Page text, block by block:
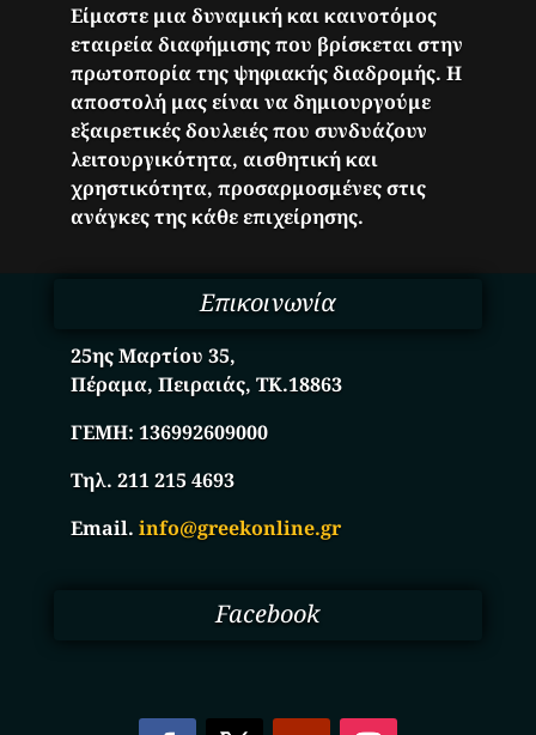
Είμαστε μια δυναμική και καινοτόμος
εταιρεία διαφήμισης που βρίσκεται στην
πρωτοπορία της ψηφιακής διαδρομής. Η
αποστολή μας είναι να δημιουργούμε
εξαιρετικές δουλειές που συνδυάζουν
λειτουργικότητα, αισθητική και
χρηστικότητα, προσαρμοσμένες στις
ανάγκες της κάθε επιχείρησης.
Επικοινωνία
25ης Μαρτίου 35,
Πέραμα, Πειραιάς, ΤΚ.18863
ΓΕΜΗ:136992609000
Τηλ. 211 215 4693
Email.info@greekonline.gr
Facebook